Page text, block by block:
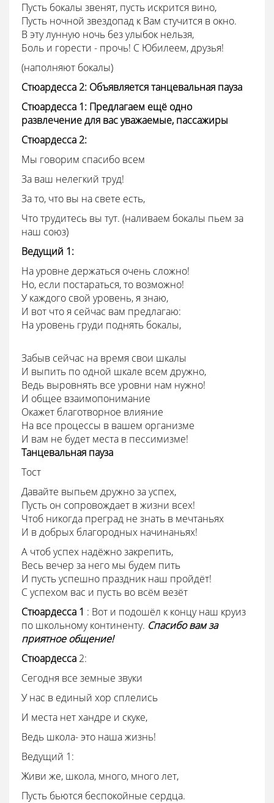
Пусть бокалы звенят, пусть искрится вино,
Пусть ночной звездопад к Вам стучится в окно.
В эту лунную ночь без улыбок нельзя,
Боль и горести - прочь! С Юбилеем, друзья!
(наполняют бокалы)
Стюардесса2: Объявляется танцевальная пауза
Стюардесса 1: Предлагаем ещё одно
развлечение для вас уважаемые, пассажиры
Стюардесса2:
Мы говорим спасибо всем
За ваш нелегкий труд!
За то, что вы на свете есть,
Что трудитесь вы тут. (наливаем бокалы пьем за
наш союз)
Ведущий 1:
На уровне держаться очень сложно!
Но, если постараться, то возможно!
У каждого свой уровень, я знаю,
И вот что я сейчас вам предлагаю:
На уровень груди поднять бокалы,
Забыв сейчас на время свои шкалы
И выпить по одной шкале всем дружно,
Ведь выровнять все уровни нам нужно!
И общее взаимопонимание
Окажет благотворное влияние
На все процессы в вашем организме
И вам не будет места в пессимизме!
Танцевальная пауза
Тост
Давайте выпьем дружно за успех,
Пусть он сопровождает в жизни всех!
Чтоб никогда преград не знать в мечтаньях
И в добрых благородных начинаньях!
А чтоб успех надёжно закрепить,
Весь вечер за него мы будем пить
И пусть успешно праздник наш пройдёт!
С успехом вас и пусть во всём везёт
Стюардесса 1 : Вот и подошёл к концу наш круиз
по школьному континенту. Спасибо вам за
приятное общение!
Стюардесса 2:
Сегодня все земные звуки
У нас в единый хор сплелись
И места нет хандре и скуке,
Ведь школа- это наша жизнь!
Ведущий 1:
Живи же, школа, много, много лет,
Пусть бьются беспокойные сердца.